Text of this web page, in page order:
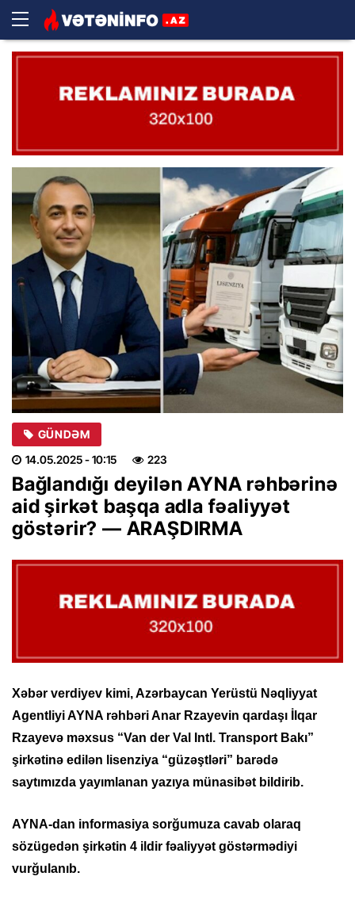
GÜNDƏM
14.05.2025- 10:15 223
Bağlandığı deyilən AYNA rəhbərinə
aid şirkət başqa adla fəaliyyət
göstərir? — ARAŞDIRMA
Xəbər verdiyev kimi, Azərbaycan Yerüstü Nəqliyyat
Agentliyi AYNA rəhbəri Anar Rzayevin qardaşı İlqar
Rzayevə məxsus “Van der Val Intl. Transport Bakı”
şirkətinə edilən lisenziya “güzəştləri” barədə
saytımızda yayımlanan yazıya münasibət bildirib.
AYNA-dan informasiya sorğumuza cavab olaraq
sözügedən şirkətin 4 ildir fəaliyyət göstərmədiyi
vurğulanıb.